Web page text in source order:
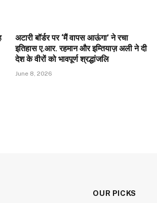
अटारी बॉर्डर पर ‘मैं वापस आऊंगा’ ने रचा
इतिहास ए.आर. रहमान और इम्तियाज़ अली ने दी
देश के वीरों को भावपूर्ण श्रद्धांजलि
June 8, 2026
OUR PICKS